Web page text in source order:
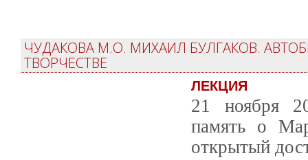
ЧУДАКОВА М.О. МИХАИЛ БУЛГАКОВ.
ТВОРЧЕСТВЕ
ЛЕКЦИЯ
21 ноября
память о
открытый